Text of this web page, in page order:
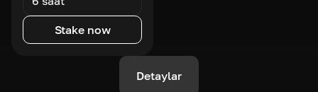
Stake now
Detaylar